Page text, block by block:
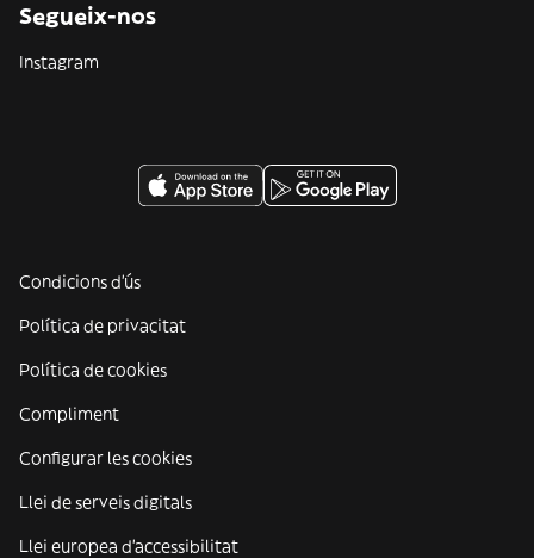
Segueix-nos
Instagram
Condicions d'ús
Política de privacitat
Política de cookies
Compliment
Configurar les cookies
Llei de serveis digitals
Llei europea d'accessibilitat